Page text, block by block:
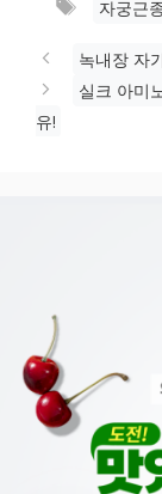
고
자궁근
녹내장 자
실크 아미
유!